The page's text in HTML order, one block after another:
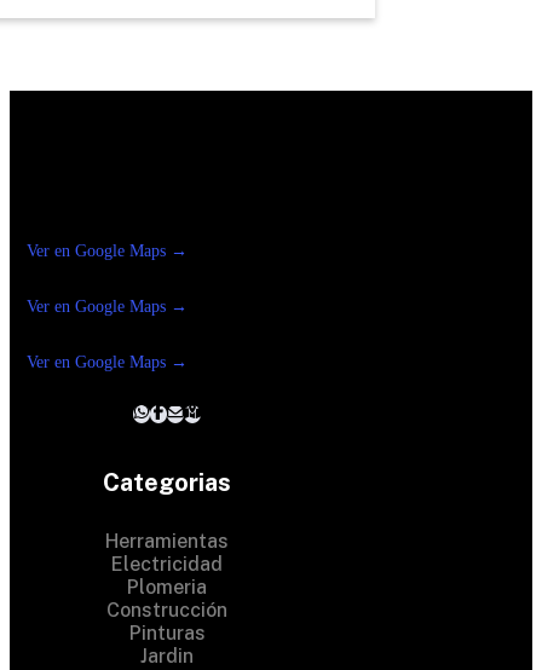
Ver en Google Maps →
Ver en Google Maps →
Ver en Google Maps →
Categorias
Herramientas
Electricidad
Plomeria
Construcción
Pinturas
Jardin